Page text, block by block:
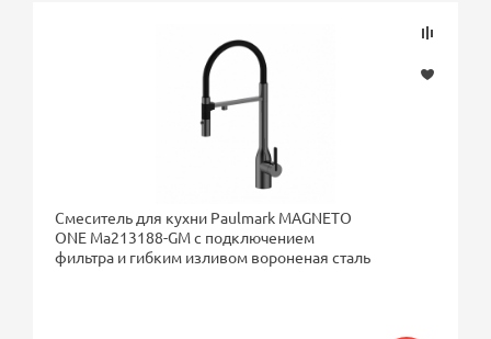
Смеситель для кухни Paulmark MAGNETO
ONE Ma213188-GM с подключением
фильтра и гибким изливом вороненая сталь